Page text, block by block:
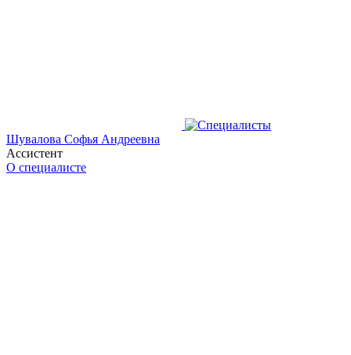
Шувалова Софья Андреевна
Ассистент
О специалисте